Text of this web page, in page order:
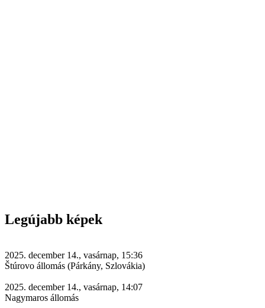
Legújabb képek
2025. december 14., vasárnap, 15:36
Štúrovo állomás (Párkány, Szlovákia)
2025. december 14., vasárnap, 14:07
Nagymaros állomás